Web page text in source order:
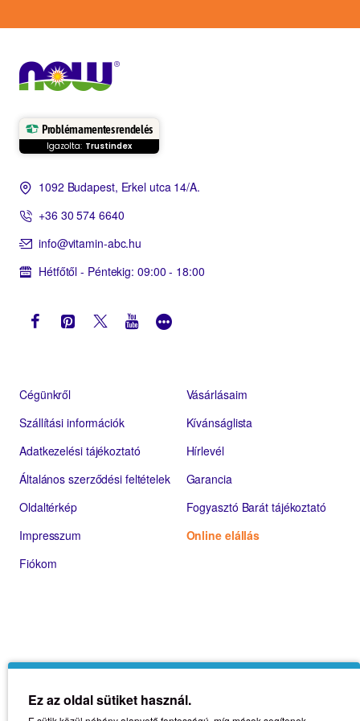
Problémamentes rendelés
Igazolta: Trustindex
1092 Budapest, Erkel utca 14/A.
+36 30 574 6640
info@vitamin-abc.hu
Hétfőtől - Péntekig: 09:00 - 18:00
Cégünkről
Szállítási információk
Adatkezelési tájékoztató
Általános szerződési feltételek
Oldaltérkép
Impresszum
Fiókom
Vásárlásaim
Kívánságlista
Hírlevél
Garancia
Fogyasztó Barát tájékoztató
Online elállás
Ez az oldal sütiket használ.